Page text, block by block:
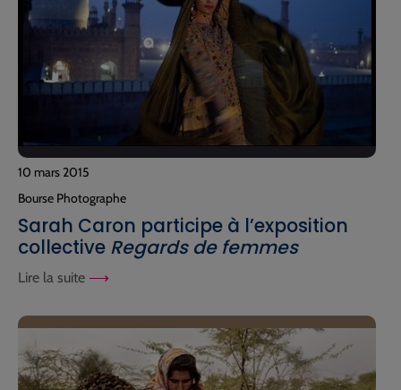
10 mars 2015
Bourse Photographe
Sarah Caron participe à l’exposition
collective Regards de femmes
Lire la suite